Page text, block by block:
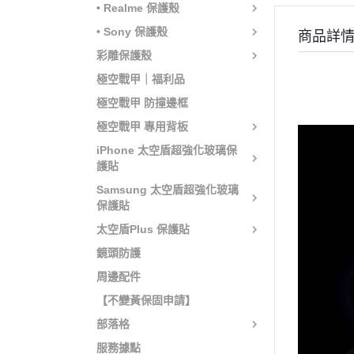
• Realme 保護殼
• Sony 保護殼
彩雕保護殼
極空戰甲｜福利品
極空戰甲 防撞邊框
極空戰甲 專用背板
iPhone 太空盾超強化玻璃保
護貼
Samsung 太空盾超強化玻璃
保護貼
太空盾Plus 保護貼
鏡頭防護
周邊配件
【不變黃保固申請】
部落格
服務據點
商品詳情